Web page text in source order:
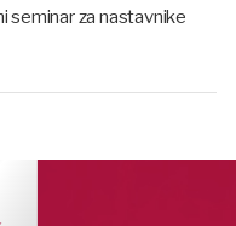
seminar za nastavnike